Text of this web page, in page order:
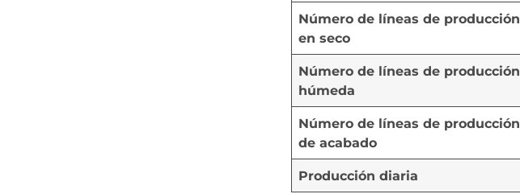
Número de líneas de producción
en seco
Número de líneas de producción
húmeda
Número de líneas de producción
de acabado
Producción diaria